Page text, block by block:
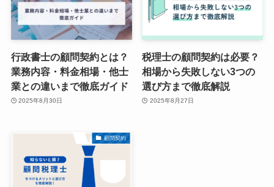
行政書士の顧問契約とは？
業務内容・料金相場・他士
業との違いまで徹底ガイド
2025年8月30日
税理士の顧問契約は必要？
相場から失敗しない3つの
選び方まで徹底解説
2025年8月27日
顧問契約